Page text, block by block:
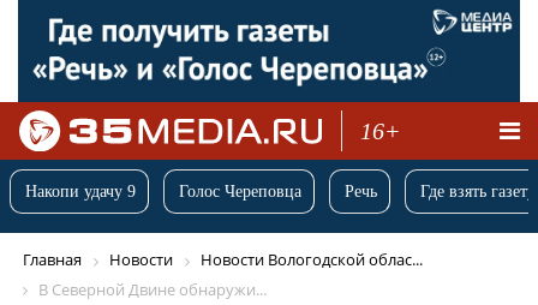
16+
Накопи удачу 9 Голос Череповца Речь Где взять
Главная Новости
Новости Вологодской облас...
В Северной Двине обнаружи...